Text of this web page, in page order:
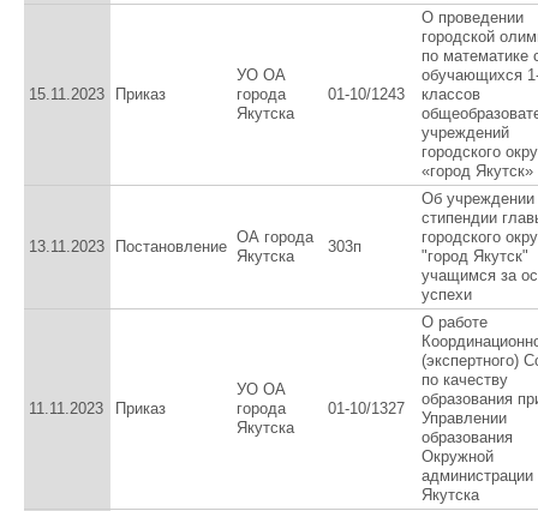
15.11.2023 Приказ
УО ОА
города
Якутска
01-10/1243
О проведении
городской
по математике
обучающихся
классов
учреждений
городского
«город Якутск»
13.11.2023 Постановление
ОА города
Якутска
303п
Об учреждении
стипендии
городского
"город Якутск"
учащимся за
успехи
11.11.2023 Приказ
УО ОА
города
Якутска
01-10/1327
О работе
(экспертного)
по качеству
образования
Управлении
образования
Окружной
администрации
Якутска